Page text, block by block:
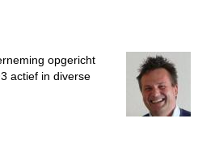
opgericht
actief in diverse